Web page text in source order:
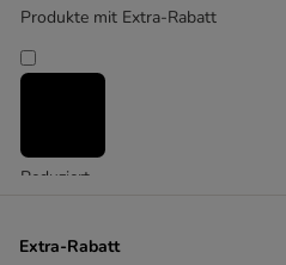
Produkte mit Extra-Rabatt
Reduziert
Extra-Rabatt